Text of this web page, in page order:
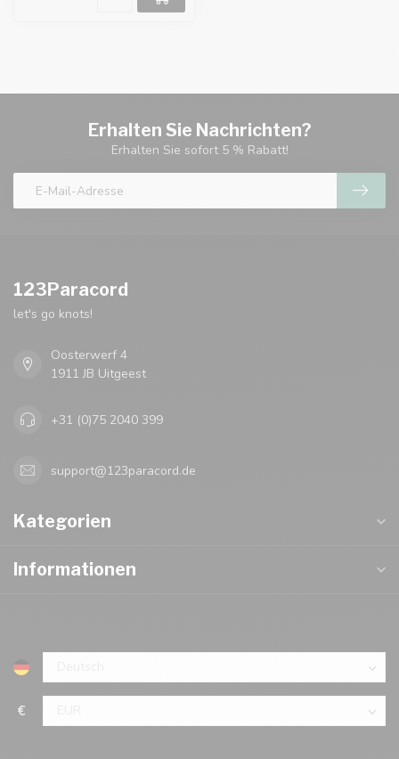
Erhalten Sie Nachrichten?
Erhalten Sie sofort 5 % Rabatt!
123Paracord
let's go knots!
Oosterwerf 4
1911 JB Uitgeest
+31 (0)75 2040 399
support@123paracord.de
Kategorien
Informationen
€